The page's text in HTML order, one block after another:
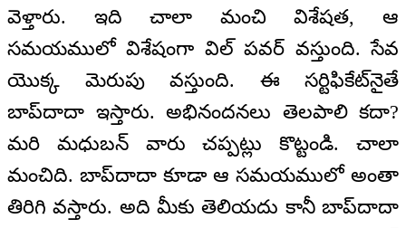
వెళ్తారు. ఇది చాలా మంచి విశేషత, ఆ
సమయములో విశేషంగా విల్ పవర్ వస్తుంది. సేవ
యొక్క మెరుపు వస్తుంది. ఈ సర్టిఫికేట్‌నైతే
బాప్‌దాదా ఇస్తారు. అభినందనలు తెలపాలి కదా?
మరి మధుబన్ వారు చప్పట్లు కొట్టండి. చాలా
మంచిది. బాప్‌దాదా కూడా ఆ సమయములో అంతా
తిరిగి వస్తారు. అది మీకు తెలియదు కానీ బాప్‌దాదా